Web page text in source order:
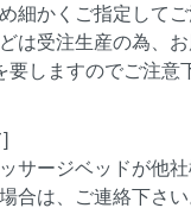
細かくご指定してご
は受注生産の為、
要しますのでご注意
サージベッドが他
合は、ご連絡下さい